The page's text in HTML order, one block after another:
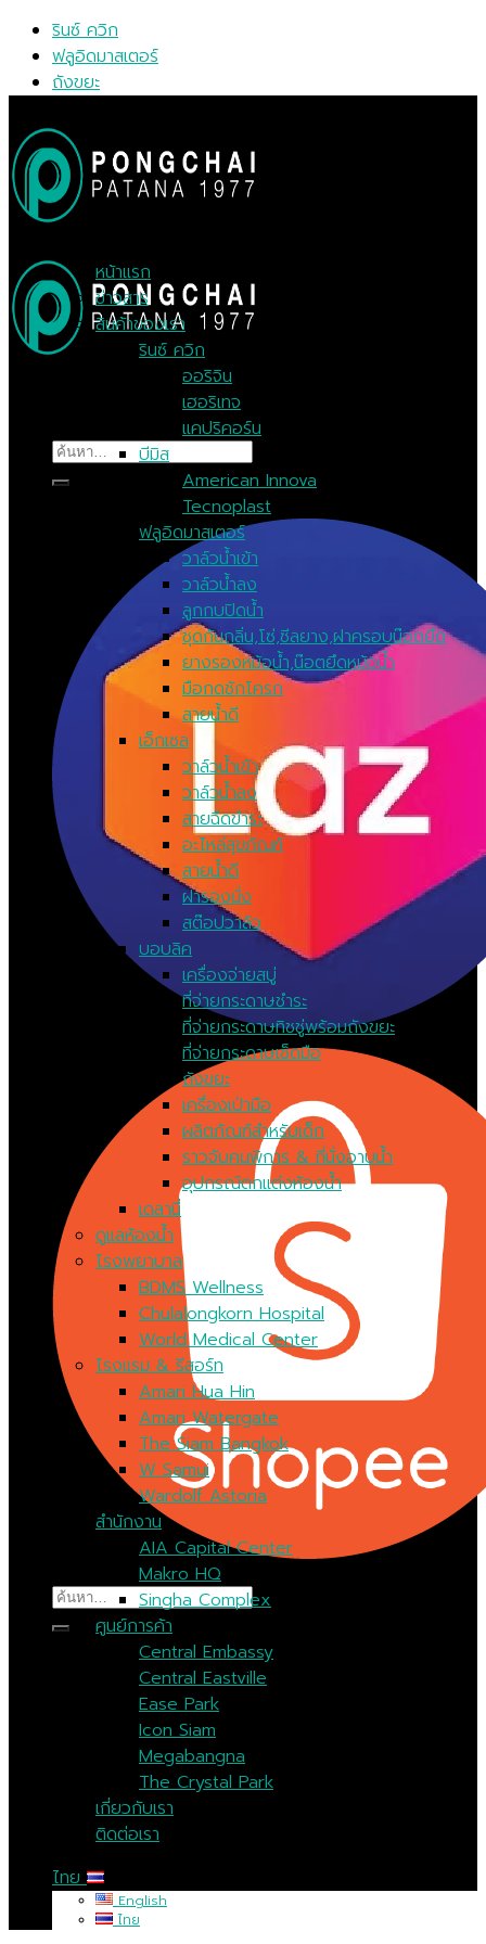
Skip
content
รินซ์ ควิก
ฟลูอิดมาสเตอร์
ถังขยะ
ค้นหา:
ค้นหา:
หน้าแรก
ข่าวสาร
สินค้าของเรา
รินซ์ ควิก
ออริจิน
เฮอริเทจ
แคปริคอร์น
บีมิส
American Innova
Tecnoplast
ฟลูอิดมาสเตอร์
วาล์วน้ำเข้า
วาล์วน้ำลง
ลูกกบปิดน้ำ
ชุดกันกลิ่น,โซ่,ซีลยาง,ฝาครอบน๊อตยึด
ยางรองหม้อน้ำ,น๊อตยึดหม้อน้ำ
มือกดชักโครก
สายน้ำดี
เอ็กเซล
วาล์วน้ำเข้า
วาล์วน้ำลง
สายฉีดขำระ
อะไหล่สุขภัณฑ์
สายน้ำดี
ฝารองนั่ง
สต๊อปวาล์ว
บอบลิค
เครื่องจ่ายสบู่
ที่จ่ายกระดาษชำระ
ที่จ่ายกระดาษทิชชู่พร้อมถังขยะ
ที่จ่ายกระดาษเช็ดมือ
ถังขยะ
เครื่องเป่ามือ
ผลิตภัณฑ์สำหรับเด็ก
ราวจับคนพิการ & ที่นั่งอาบน้ำ
อุปกรณ์ตกแต่งห้องน้ำ
เดลานี่
ดูแลห้องน้ำ
โรงพยาบาล
BDMS Wellness
Chulalongkorn Hospital
World Medical Center
โรงแรม & รีสอร์ท
Amari Hua Hin
Amari Watergate
The Siam Bangkok
W Samui
Wardolf Astoria
สำนักงาน
AIA Capital Center
Makro HQ
Singha Complex
ศูนย์การค้า
Central Embassy
Central Eastville
Ease Park
Icon Siam
Megabangna
The Crystal Park
เกี่ยวกับเรา
ติดต่อเรา
ไทย
English
ไทย